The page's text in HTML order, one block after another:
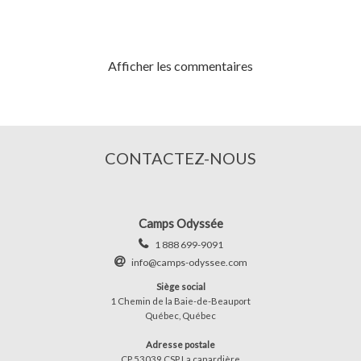
Afficher les commentaires
CONTACTEZ-NOUS
Camps Odyssée
1 888 699-9091
info@camps-odyssee.com
Siège social
1 Chemin de la Baie-de-Beauport
Québec, Québec
Adresse postale